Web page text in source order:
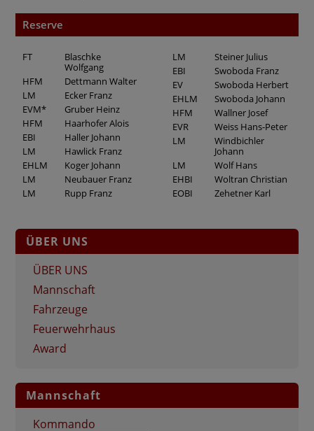
Reserve
FT
Blaschke
Wolfgang
HFM
Dettmann Walter
LM
Ecker Franz
EVM*
Gruber Heinz
HFM
Haarhofer Alois
EBI
Haller Johann
LM
Hawlick Franz
EHLM
Koger Johann
LM
Neubauer Franz
LM
Rupp Franz
LM
Steiner Julius
EBI
Swoboda Franz
EV
Swoboda Herbert
EHLM
Swoboda Johann
HFM
Wallner Josef
EVR
Weiss Hans-Peter
LM
Windbichler
Johann
LM
Wolf Hans
EHBI
Woltran Christian
EOBI
Zehetner Karl
ÜBER UNS
ÜBER UNS
Mannschaft
Fahrzeuge
Feuerwehrhaus
Award
Mannschaft
Kommando